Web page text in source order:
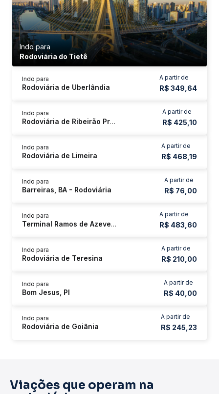
Indo para
Rodoviária do Tietê
A partir de
R$ 349,64
Indo para
Rodoviária de Uberlândia
A partir de
R$ 425,10
Indo para
Rodoviária de Ribeirão Preto
A partir de
R$ 468,19
Indo para
Rodoviária de Limeira
A partir de
R$ 76,00
Indo para
Barreiras, BA - Rodoviária
A partir de
R$ 483,60
Indo para
Terminal Ramos de Azevedo
A partir de
R$ 210,00
Indo para
Rodoviária de Teresina
A partir de
R$ 40,00
Indo para
Bom Jesus, PI
A partir de
R$ 245,23
Indo para
Rodoviária de Goiânia
Viações que operam na